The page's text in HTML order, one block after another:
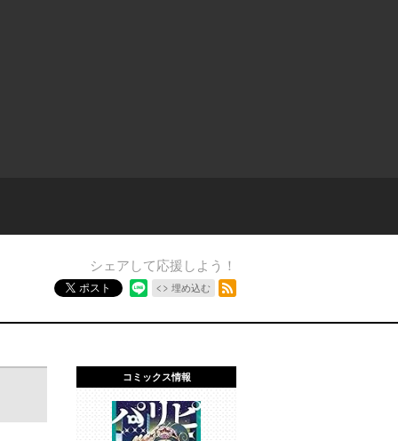
シェアして応援しよう！
ポスト 埋め込む
コミックス情報